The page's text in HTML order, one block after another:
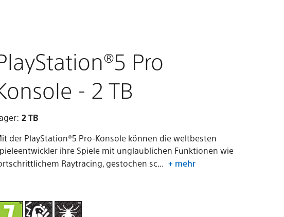
Pro
- 2 TB
2 TB
der PlayStation®5 Pro-Konsole können die weltbesten
ihre Spiele mit unglaublichen Funktionen wie
Raytracing, gestochen sc... + mehr